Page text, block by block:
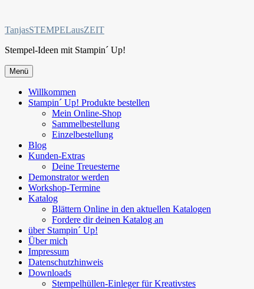
springen
TanjasSTEMPELausZEIT
Stempel-Ideen mit Stampin´ Up!
Menü
Willkommen
Stampin´ Up! Produkte bestellen
Mein Online-Shop
Sammelbestellung
Einzelbestellung
Blog
Kunden-Extras
Deine Treuesterne
Demonstrator werden
Workshop-Termine
Katalog
Blättern Online in den aktuellen Katalogen
Fordere dir deinen Katalog an
über Stampin´ Up!
Über mich
Impressum
Datenschutzhinweis
Downloads
Stempelhüllen-Einleger für Kreativstes